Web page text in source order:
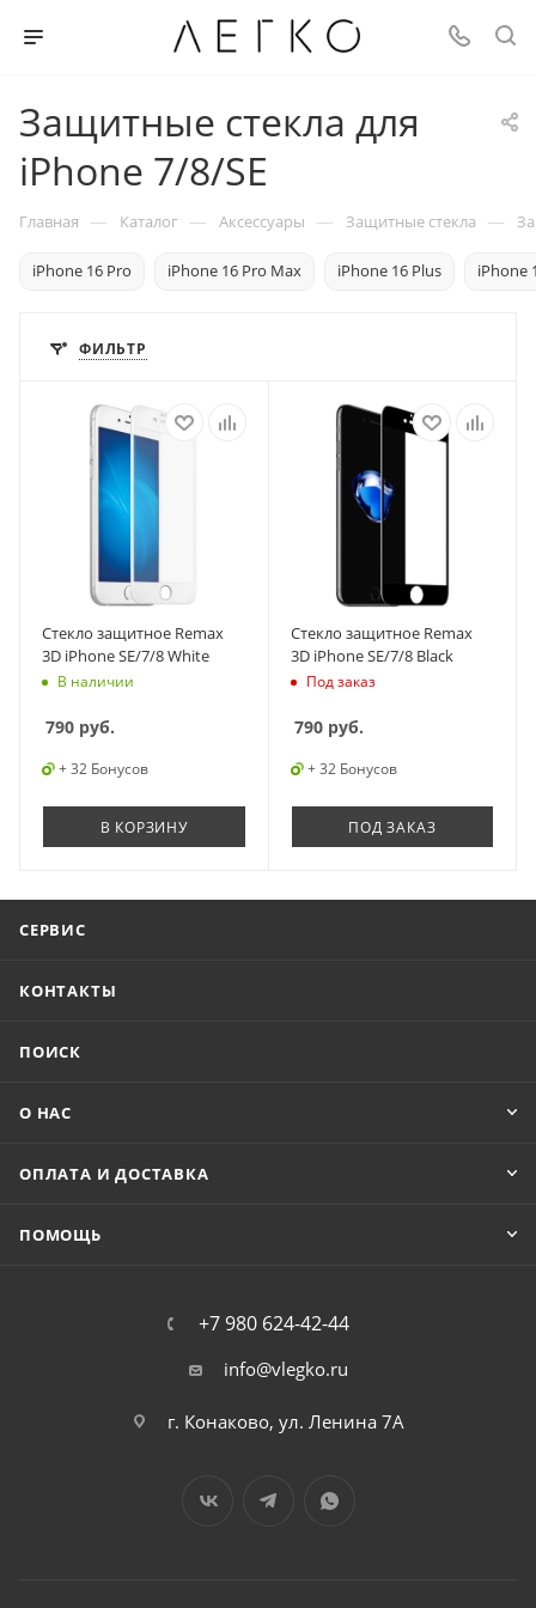
Защитные стекла для
iPhone 7/8/SE
Главная — Каталог — Аксессуары — Защитные стекла —
iPhone 16 Pro iPhone 16 Pro Max iPhone 16 Plus iPhone
ФИЛЬТР
Стекло защитное Remax
3D iPhone SE/7/8 White
В наличии
790 руб.
+ 32 Бонусов
В КОРЗИНУ
Стекло защитное Remax
3D iPhone SE/7/8 Black
Под заказ
790руб.
+ 32 Бонусов
ПОД ЗАКАЗ
СЕРВИС
КОНТАКТЫ
ПОИСК
О НАС
ОПЛАТА И ДОСТАВКА
ПОМОЩЬ
+7 980 624-42-44
info@vlegko.ru
г. Конаково, ул. Ленина 7А